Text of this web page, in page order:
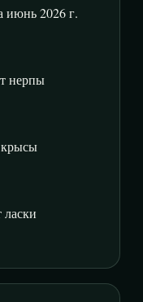
июнь 2026 г.
нерпы
ласки